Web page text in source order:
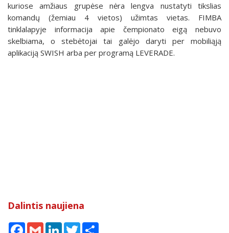
kuriose amžiaus grupėse nėra lengva nustatyti tikslias
komandų (žemiau 4 vietos) užimtas vietas. FIMBA
tinklalapyje informacija apie čempionato eigą nebuvo
skelbiama, o stebėtojai tai galėjo daryti per mobiliąją
aplikaciją SWISH arba per programą LEVERADE.
Dalintis naujiena
Facebook
Gmail LinkedInTwitter